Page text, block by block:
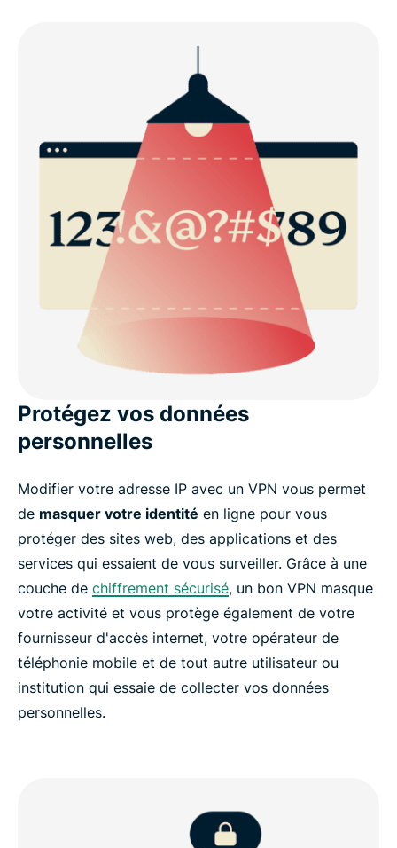
Protégez vos données
personnelles
Modifier votre adresse IP avec un VPN vous permet
de masquer votre identité en ligne pour vous
protéger des sites web, des applications et des
services qui essaient de vous surveiller. Grâce à une
couche de chiffrement sécurisé, un bon VPN masque
votre activité et vous protège également de votre
fournisseur d'accès internet, votre opérateur de
téléphonie mobile et de tout autre utilisateur ou
institution qui essaie de collecter vos données
personnelles.